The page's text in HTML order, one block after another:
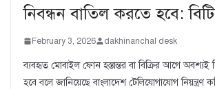
নিবন্ধন বাতিল করতে হবে:
February 3, 2026 dakhinanchal desk
ব্যবহৃত মোবাইল ফোন হস্তান্তর বা বিক্রির আগে অবশ্যই
হবে বলে জানিয়েছে বাংলাদেশ টেলিযোগাযোগ নিয়ন্ত্রণ